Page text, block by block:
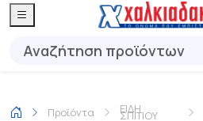
Προϊόντα ΕΙΔΗ
ΣΠΙΤΙΟΥ